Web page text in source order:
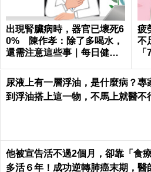
出現腎臟病時，器官已壞死6
0% 陳作孝：除了多喝水，
還需注意這些事｜每日健康
疲
不
尿液上有一層浮油，是什麼病？專
到浮油搭上這一物，不馬上就醫不
他被宣告活不過2個月，卻靠「食療
多活６年！成功逆轉肺癌末期，醫